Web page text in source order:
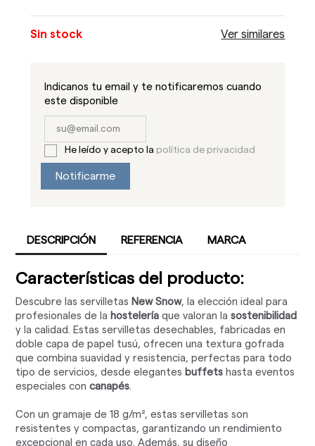
Sin stock Ver similares
Indicanos tu email y te notificaremos cuando
este disponible
He leído y acepto la política de privacidad
Notificarme
DESCRIPCIÓN REFERENCIA MARCA
Características del producto:
Descubre las servilletas New Snow, la elección ideal para
profesionales de la hostelería que valoran lasostenibilidad
y la calidad. Estas servilletas desechables, fabricadas en
doble capa de papel tusú, ofrecen una textura gofrada
que combina suavidad y resistencia, perfectas para todo
tipo de servicios, desde elegantes buffets hasta eventos
especiales concanapés.
Con un gramaje de 18 g/m², estas servilletas son
resistentes y compactas, garantizando un rendimiento
excepcional en cada uso. Además, su diseño